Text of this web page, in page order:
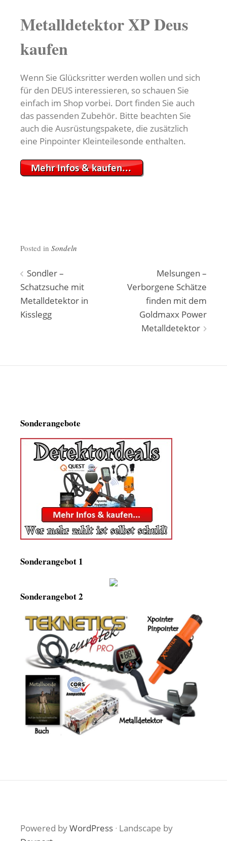
Metalldetektor XP Deus
kaufen
Wenn Sie Glücksritter werden wollen und sich
für den DEUS interessieren, so schauen Sie
einfach im Shop vorbei. Dort finden Sie auch
das passenden Zubehör. Bitte beachten Sie
auch die Ausrüstungspakete, die zusätzlich
eine Pinpointer Kleinteilesonde enthalten.
Posted in Sondeln
Beitragsnavigation
Sondler –
Schatzsuche mit
Metalldetektor in
Kisslegg
Melsungen –
Verborgene Schätze
finden mit dem
Goldmaxx Power
Metalldetektor
Sonderangebote
Sonderangebot 1
Sonderangebot 2
Powered byWordPress · Landscape by